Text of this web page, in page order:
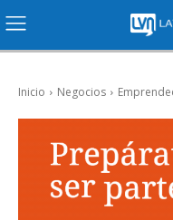
Inicio Negocios